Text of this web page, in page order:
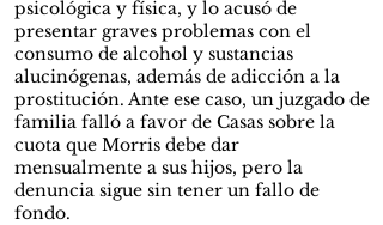
psicológica y física, y lo acusó de
presentar graves problemas con el
consumo de alcohol y sustancias
alucinógenas, además de adicción a la
prostitución. Ante ese caso, un juzgado de
familia falló a favor de Casas sobre la
cuota que Morris debe dar
mensualmente a sus hijos, pero la
denuncia sigue sin tener un fallo de
fondo.